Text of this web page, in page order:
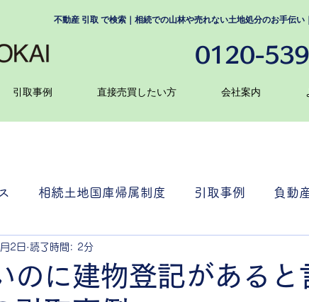
不動産 引取 で検索｜相続での山林や売れない土地処分のお手伝
0120-
引取事例 直接売買したい方 会社案内
相続土地国庫帰属制度 引取事例 負動
のに建物登記があると
2日 読了時間: 2分